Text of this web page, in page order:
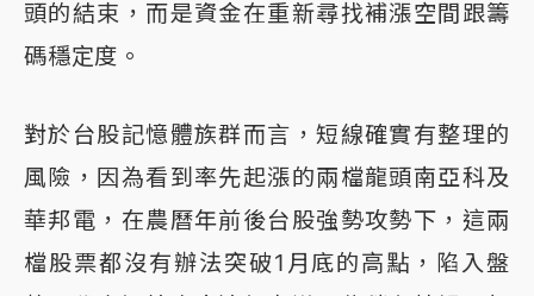
頭的結束，而是資金在重新尋找補漲空間跟籌
碼穩定度。
對於台股記憶體族群而言，短線確實有整理的
風險，因為看到率先起漲的兩檔龍頭南亞科及
華邦電，在農曆年前後台股強勢攻勢下，這兩
檔股票都沒有辦法突破1月底的高點，陷入盤